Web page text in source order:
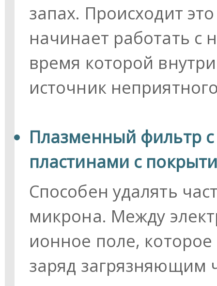
запах. Происходит
начинает работать с
время которой
источник
Плазменный фильтр
пластинами с
Способен удалять
микрона. Между
ионное поле,
заряд загрязняющим